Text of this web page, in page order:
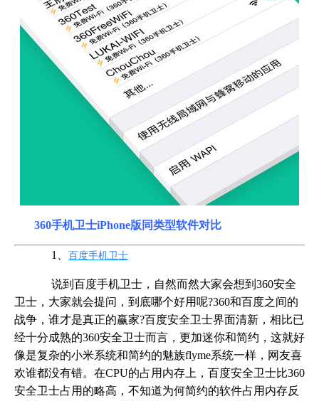
360手机卫士iPhone版同类型软件对比
1、 百度手机卫士
说到百度手机卫士，自然而然大家会想到360安全
卫士，大家就会提问，到底哪个好用呢?360和百度之间的
战争，谁才是真正的赢家?百度安全卫士界面清新，相比已
经十分成熟的360安全卫士而言，更加迷你和简约，这就好
像是复杂的小米系统和简约的魅族flyme系统一样，网友喜
欢谁都没有错。在CPU的占用内存上，百度安全卫士比360
安全卫士占用的略高，不知道为何简约的软件占用内存反